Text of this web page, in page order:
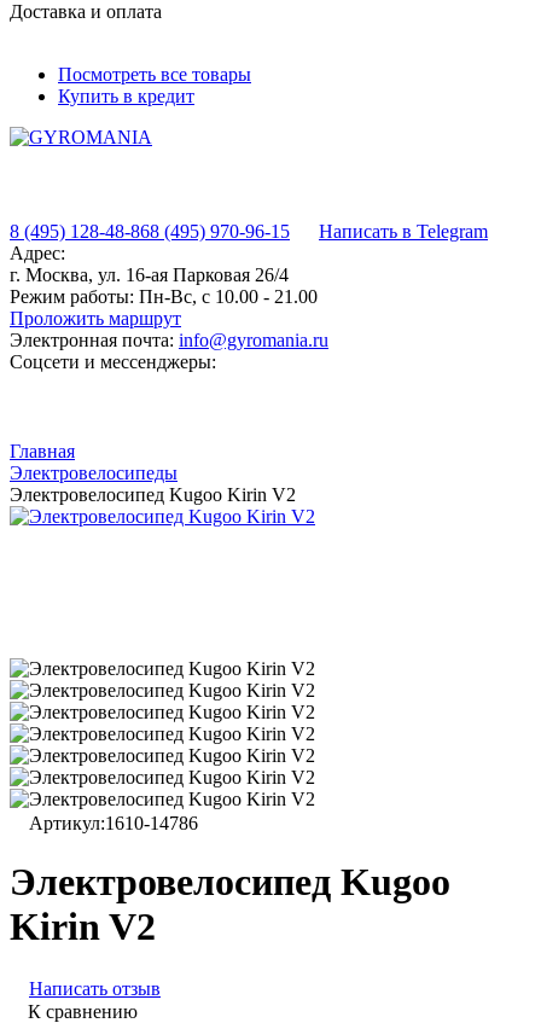
Доставка и оплата
Посмотреть все товары
Купить в кредит
8 (495) 128-48-868 (495) 970-96-15
Написать в Telegram
Адрес:
г. Москва, ул. 16-ая Парковая 26/4
Режим работы: Пн-Вс, с 10.00 - 21.00
Проложить маршрут
Электронная почта: info@gyromania.ru
Соцсети и мессенджеры:
Главная
Электровелосипеды
Электровелосипед Kugoo Kirin V2
Артикул:1610-14786
Электровелосипед Kugoo
Kirin V2
Написать отзыв
К сравнению